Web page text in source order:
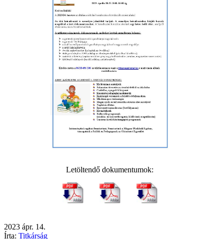
Letöltendő dokumentumok:
2023 ápr. 14.
Írta: Titkárság